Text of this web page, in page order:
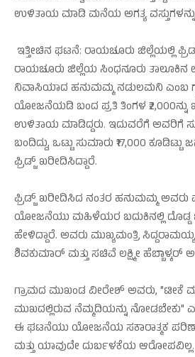
ಉಳಿತಾಯ ಮಾಡಿ ಮನೆಯ ಅಗತ್ಯ ವಸ್ತುಗಳನ್ನು
ಇತ್ತೀಚಿನ ಘಟನೆ: ರಾಯಚೂರು ಜಿಲ್ಲೆಯಲ್ಲಿ
ರಾಯಚೂರು ಜಿಲ್ಲೆಯ ಸಿಂಧನೂರು ತಾಲೂಕಿನ
ನಿವಾಸಿಯಾದ ಹನುಮಮ್ಮ ನಡುಲಮನಿ ಎಂಬ
ಯೋಜನೆಯಡಿ ಬಂದ ಪ್ರತಿ ತಿಂಗಳ ₹2,000ನ್ನು
ಉಳಿತಾಯ ಮಾಡಿದ್ದರು. ಇದುವರೆಗೆ ಅವರಿಗೆ
ಬಂದಿದ್ದು, ಒಟ್ಟು ಸುಮಾರು ₹17,000
ಫ್ರಿಡ್ಜ್ ಖರೀದಿಸಿದ್ದಾರೆ.
ಫ್ರಿಡ್ಜ್ ಖರೀದಿಸಿದ ನಂತರ ಹನುಮಮ್ಮ ಅವರು
ಯೋಜನೆಯು ಮಹಿಳೆಯರ ಬದುಕಿನಲ್ಲಿ ದೊಡ್ಡ
ಹೇಳಿದ್ದಾರೆ. ಅವರು ಮುಖ್ಯಮಂತ್ರಿ
ಶಿವಕುಮಾರ್ ಮತ್ತು ಸಚಿವೆ ಲಕ್ಷ್ಮೀ ಹೆಬ್ಬಾಳ್ಕರ್
ಗ್ರಾಮದ ಮುಖಂಡ ವೀರೇಶ್ ಅವರು, "ಟೀಕೆ
ಮುಖದಲ್ಲಿರುವ ನೆಮ್ಮದಿಯನ್ನು ನೋಡಬೇಕು"
ಈ ಘಟನೆಯು ಯೋಜನೆಯ ಸಕಾರಾತ್ಮಕ
ಮತ್ತು ಯಾವುದೇ ದುರ್ಬಳಕೆಯ ಆರೋಪವಿಲ್ಲ.